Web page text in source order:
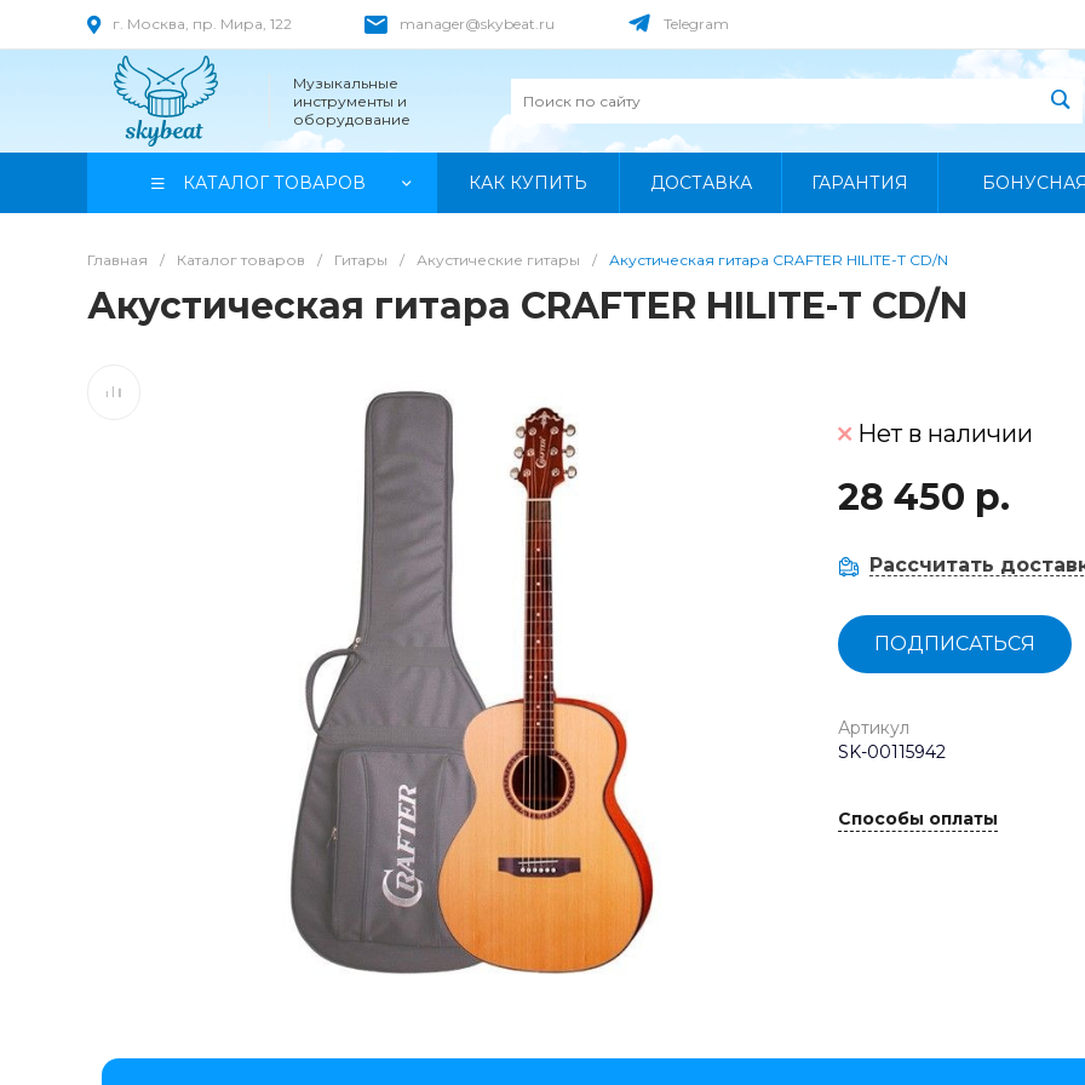
г. Москва, пр. Мира, 122 manager@skybeat.ru Telegram
Музыкальные
инструменты и
оборудование
КАТАЛОГ ТОВАРОВ КАК КУПИТЬ ДОСТАВКА ГАРАНТИЯ
Главная / Каталог товаров / Гитары / Акустические гитары / Акустическая гитара CRAFTER HILITE-T CD/N
Акустическая гитара CRAFTER HILITE-T CD/N
Нет в наличии
28 450 р.
Рассчитать
ПОДПИСАТЬСЯ
Артикул
SK-00115942
Способы оплаты